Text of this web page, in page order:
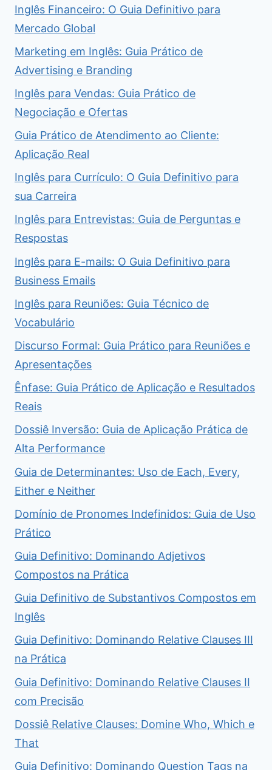
Inglês Financeiro: O Guia Definitivo para
Mercado Global
Marketing em Inglês: Guia Prático de
Advertising e Branding
Inglês para Vendas: Guia Prático de
Negociação e Ofertas
Guia Prático de Atendimento ao Cliente:
Aplicação Real
Inglês para Currículo: O Guia Definitivo para
sua Carreira
Inglês para Entrevistas: Guia de Perguntas e
Respostas
Inglês para E-mails: O Guia Definitivo para
Business Emails
Inglês para Reuniões: Guia Técnico de
Vocabulário
Discurso Formal: Guia Prático para Reuniões e
Apresentações
Ênfase: Guia Prático de Aplicação e Resultados
Reais
Dossiê Inversão: Guia de Aplicação Prática de
Alta Performance
Guia de Determinantes: Uso de Each, Every,
Either e Neither
Domínio de Pronomes Indefinidos: Guia de Uso
Prático
Guia Definitivo: Dominando Adjetivos
Compostos na Prática
Guia Definitivo de Substantivos Compostos em
Inglês
Guia Definitivo: Dominando Relative Clauses III
na Prática
Guia Definitivo: Dominando Relative Clauses II
com Precisão
Dossiê Relative Clauses: Domine Who, Which e
That
Guia Definitivo: Dominando Question Tags na